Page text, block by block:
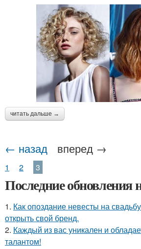
Стрижки на тонкие
волосы
Практичные стрижки
Стрижка для женщин
Стрижки под мальчика
читать дальше →
← назад вперед →
1 2 3
Последние обновления
1. Как опоздание невесты на
открыть свой бренд.
2. Каждый из вас уникален и
талантом!